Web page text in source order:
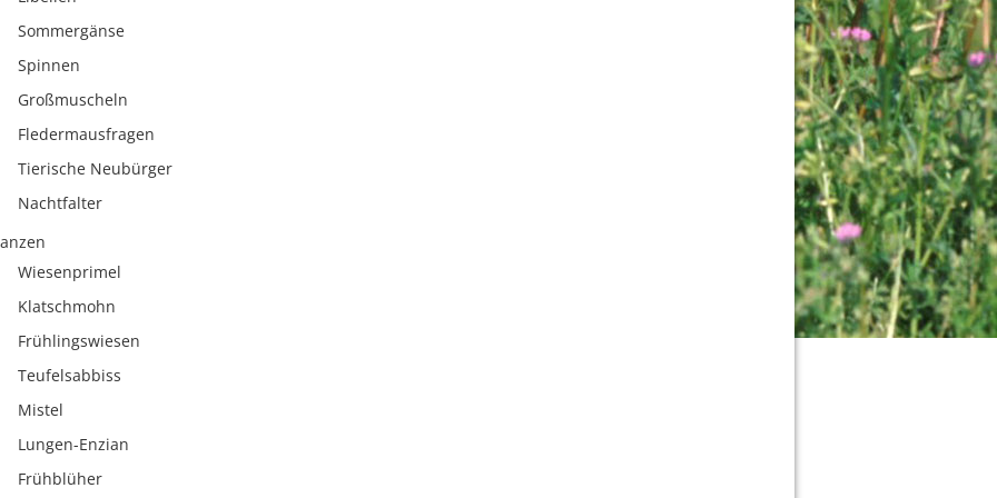
Sommergänse
Spinnen
Großmuscheln
Fledermausfragen
Tierische Neubürger
Nachtfalter
Wiesenprimel
Klatschmohn
Frühlingswiesen
Teufelsabbiss
Mistel
Lungen-Enzian
Frühblüher